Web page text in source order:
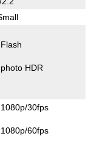
Flash
photo HDR
1080p/30fps
1080p/60fps